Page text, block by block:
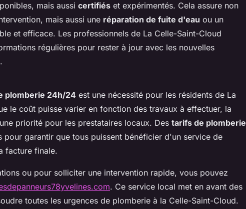
mais aussi certifiés et expérimentés. Cela assure non
mais aussi une réparation de fuite d'eau ou un
et efficace. Les professionnels de La Celle-Saint-Cloud
régulières pour rester à jour avec les nouvelles
plomberie 24h/24 est une nécessité pour les résidents de La
le coût puisse varier en fonction des travaux à effectuer, la
priorité pour les prestataires locaux. Des tarifs de plomberie
pour garantir que tous puissent bénéficier d'un service de
facture finale.
ou pour solliciter une intervention rapide, vous pouvez
. Ce service local met en avant des
toutes les urgences de plomberie à la Celle-Saint-Cloud.